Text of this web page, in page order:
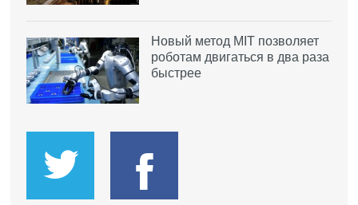
Новый метод MIT позволяет
роботам двигаться в два раза
быстрее